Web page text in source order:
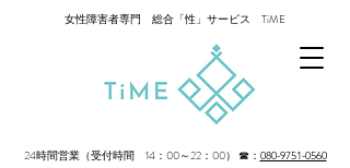
女性障害者専門 総合「性」サービス TiME
24時間営業（受付時間 14：00～22：00） ☎： 080-9751-0560